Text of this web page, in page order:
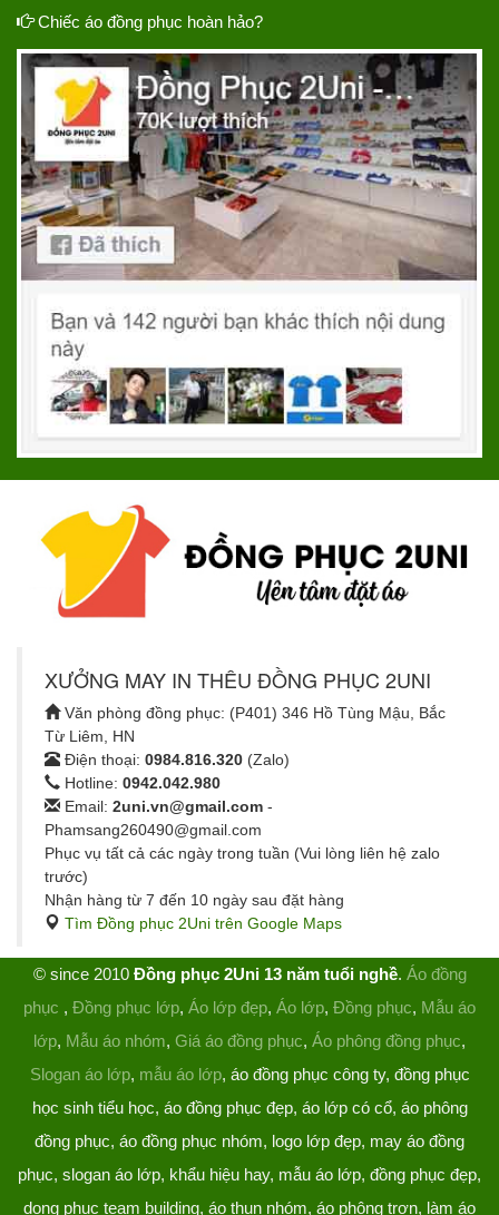
Chiếc áo đồng phục hoàn hảo?
XƯỞNG MAY IN THÊU ĐỒNG PHỤC 2UNI
Văn phòng đồng phục: (P401) 346 Hồ Tùng Mậu, Bắc
Từ Liêm, HN
Điện thoại: 0984.816.320 (Zalo)
Hotline: 0942.042.980
Email: 2uni.vn@gmail.com -
Phamsang260490@gmail.com
Phục vụ tất cả các ngày trong tuần (Vui lòng liên hệ zalo
trước)
Nhận hàng từ 7 đến 10 ngày sau đặt hàng
Tìm Đồng phục 2Uni trên Google Maps
© since 2010 Đồng phục 2Uni 13 năm tuổi nghề. Áo đồng
phục , Đồng phục lớp, Áo lớp đẹp, Áo lớp, Đồng phục, Mẫu áo
lớp, Mẫu áo nhóm, Giá áo đồng phục, Áo phông đồng phục,
Slogan áo lớp, mẫu áo lớp, áo đồng phục công ty, đồng phục
học sinh tiểu học, áo đồng phục đẹp, áo lớp có cổ, áo phông
đồng phục, áo đồng phục nhóm, logo lớp đẹp, may áo đồng
phục, slogan áo lớp, khẩu hiệu hay, mẫu áo lớp, đồng phục đẹp,
dong phuc team building, áo thun nhóm, áo phông trơn, làm áo